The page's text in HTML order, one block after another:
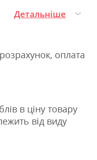
Детальніше
оплата
в ціну товару
від виду